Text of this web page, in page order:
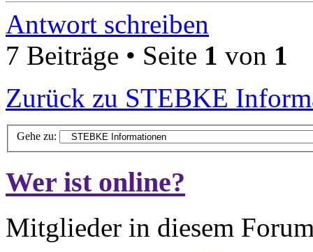
Antwort schreiben
7 Beiträge • Seite 1 von 1
Zurück zu STEBKE
Gehe zu:
Wer ist online?
Mitglieder in diesem